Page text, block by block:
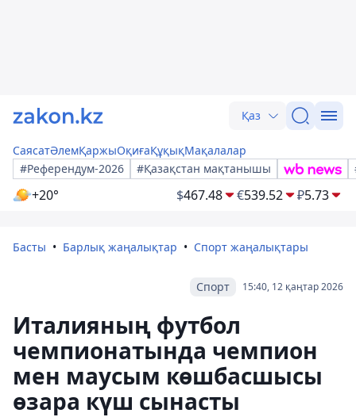
Қаз
СаясатӘлемҚаржыОқиғаҚұқықМақалалар
#Референдум-2026
#Қазақстан мақтанышы
+20° $467.48 €539.52 ₽5.73
Басты Барлық жаңалықтар Спорт жаңалықтары
15:40, 12 қаңтар 2026
Спорт
Италияның футбол
чемпионатында чемпион
мен маусым көшбасшысы
өзара күш сынасты